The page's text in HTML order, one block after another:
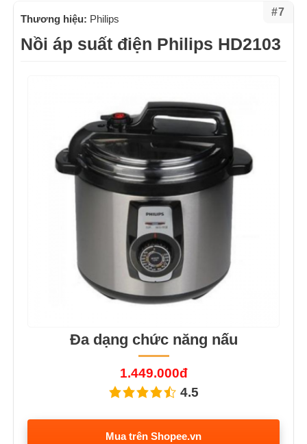
#7
Thương hiệu: Philips
Nồi áp suất điện Philips HD2103
Đa dạng chức năng nấu
1.449.000đ
4.5
Mua trên Shopee.vn